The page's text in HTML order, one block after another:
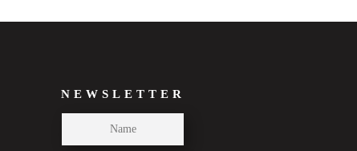
NEWSLETTER